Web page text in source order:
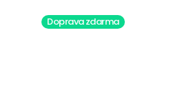
Doprava zdarma